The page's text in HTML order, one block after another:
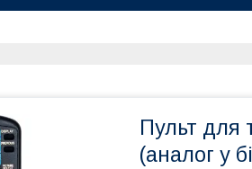
Пульт для
(аналог у